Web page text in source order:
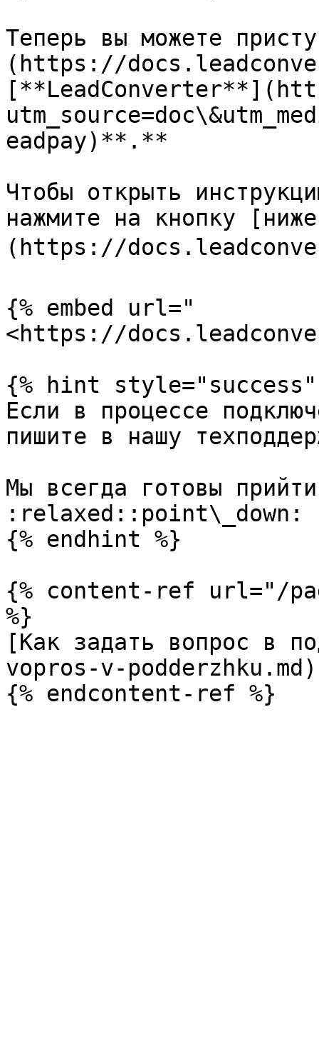
Теперь вы можете
(https://
eadpay)**.**
Чтобы открыть
нажмите на кнопку
(https://
{% embed url="
<https://
{% hint style="success"
Если в процессе
пишите в нашу
Мы всегда готовы
:relaxed::point\_down:
{% endhint %}
{% content-ref url="/
%}
[Как задать вопрос в
vopros-v-podderzhku.md)